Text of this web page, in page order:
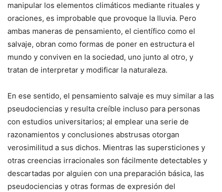
manipular los elementos climáticos mediante rituales y
oraciones, es improbable que provoque la lluvia. Pero
ambas maneras de pensamiento, el científico como el
salvaje, obran como formas de poner en estructura el
mundo y conviven en la sociedad, uno junto al otro, y
tratan de interpretar y modificar la naturaleza.
En ese sentido, el pensamiento salvaje es muy similar a las
pseudociencias y resulta creíble incluso para personas
con estudios universitarios; al emplear una serie de
razonamientos y conclusiones abstrusas otorgan
verosimilitud a sus dichos. Mientras las supersticiones y
otras creencias irracionales son fácilmente detectables y
descartadas por alguien con una preparación básica, las
pseudociencias y otras formas de expresión del